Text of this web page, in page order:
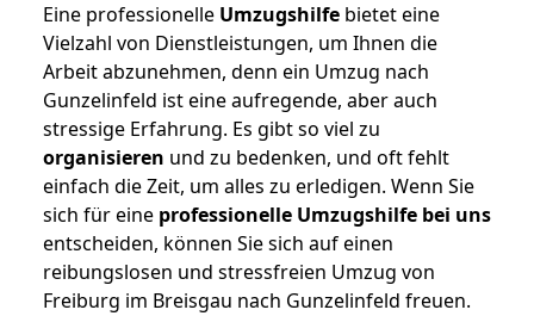
Eine professionelle Umzugshilfe bietet eine
Vielzahl von Dienstleistungen, um Ihnen die
Arbeit abzunehmen, denn ein Umzug nach
Gunzelinfeld ist eine aufregende, aber auch
stressige Erfahrung. Es gibt so viel zu
organisieren und zu bedenken, und oft fehlt
einfach die Zeit, um alles zu erledigen. Wenn Sie
sich für eine professionelle Umzugshilfe bei uns
entscheiden, können Sie sich auf einen
reibungslosen und stressfreien Umzug von
Freiburg im Breisgau nach Gunzelinfeld freuen.